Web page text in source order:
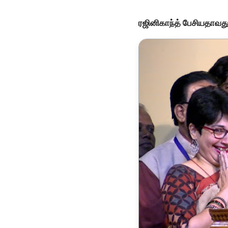
ரஜினிகாந்த்